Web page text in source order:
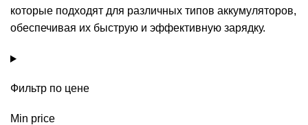
которые подходят для различных типов аккумуляторов,
обеспечивая их быструю и эффективную зарядку.
Фильтр по цене
Min price